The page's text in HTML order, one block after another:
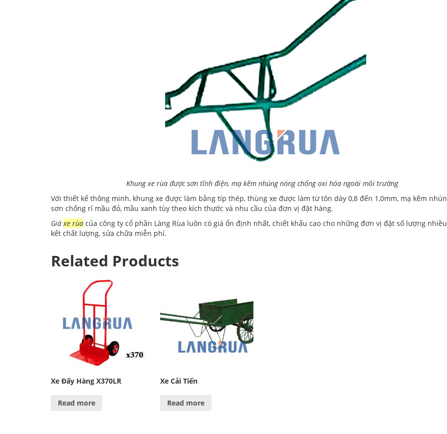
Khung xe rùa được sơn tĩnh điện, mạ kẽm nhúng nóng chống oxi hóa ngoài môi trường
Với thiết kế thông minh, khung xe được làm bằng típ thép, thùng xe được làm từ tôn dày 0,8 đến 1,0mm, mạ kẽm
sơn chống rỉ mầu đỏ, mầu xanh tùy theo kích thước và nhu cầu của đơn vị đặt hàng.
Giá xe rùa của công ty cổ phần Làng Rùa luôn có giá ổn định nhất, chiết khấu cao cho những đơn vị đặt số lượng
kết chất lượng, sửa chữa miễn phí.
Related Products
Xe Đẩy Hàng X370LR
Read more
Xe Cải Tiến
Read more